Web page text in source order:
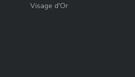
Visage d'Or